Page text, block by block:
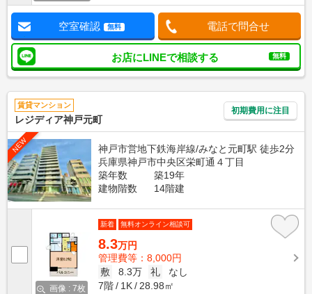
空室確認 無料 電話で問合せ
お店にLINEで相談する 無料
賃貸マンション
レジディア神戸元町
初期費用に注目
NEW
神戸市営地下鉄海岸線/みなと元町駅 徒歩2分
兵庫県神戸市中央区栄町通４丁目
築年数
築19年
建物階数
14階建
画像 : 7枚
新着 無料オンライン相談可
8.3万円
管理費等：8,000円
敷
8.3万 礼
なし
7階
1K 28.98㎡